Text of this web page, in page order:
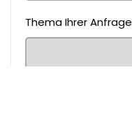
Thema Ihrer Anfrage